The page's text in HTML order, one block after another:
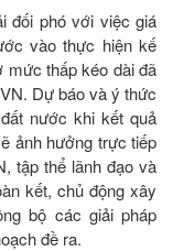
đối phó với việc giá
vào thực hiện kế
mức thấp kéo dài đã
Dự báo và ý thức
nước khi kết quả
ảnh hưởng trực tiếp
tập thể lãnh đạo và
kết, chủ động xây
bộ các giải pháp
đề ra.